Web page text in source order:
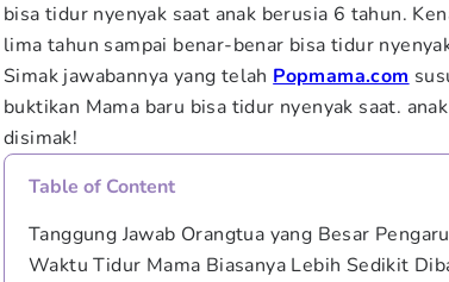
bisa tidur nyenyak saat anak berusia 6 tahun.
lima tahun sampai benar-benar bisa tidur
Simak jawabannya yang telah Popmama.com
buktikan Mama baru bisa tidur nyenyak saat.
disimak!
Table of Content
Tanggung Jawab Orangtua yang Besar
Waktu Tidur Mama Biasanya Lebih Sedikit